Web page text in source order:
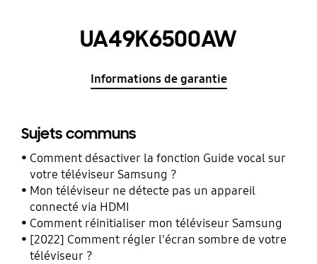
UA49K6500AW
Informations de garantie
Sujets communs
Comment désactiver la fonction Guide vocal sur
votre téléviseur Samsung ?
Mon téléviseur ne détecte pas un appareil
connecté via HDMI
Comment réinitialiser mon téléviseur Samsung
[2022] Comment régler l'écran sombre de votre
téléviseur ?